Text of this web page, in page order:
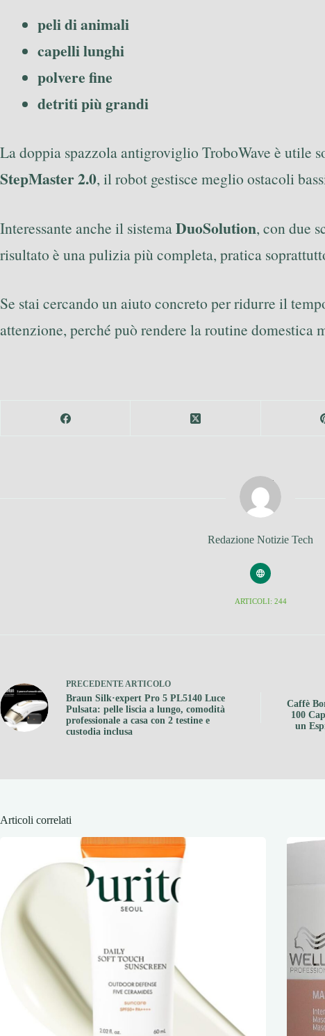
peli di animali
capelli lunghi
polvere fine
detriti più grandi
La doppia spazzola antigroviglio TroboWave è utile
StepMaster 2.0, il robot gestisce meglio ostacoli
Interessante anche il sistemaDuoSolution, con due
risultato è una pulizia più completa, pratica
Se stai cercando un aiuto concreto per ridurre il
attenzione, perché può rendere la routine domestica
Redazione Notizie Tech
ARTICOLI: 244
PRECEDENTEARTICOLO
Braun Silk·expert Pro 5 PL5140 Luce
Pulsata: pelle liscia a lungo, comodità
professionale a casa con 2 testine e
custodia inclusa
Caffè
100
un
Articoli correlati